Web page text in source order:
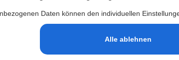
Barrierefreiheit